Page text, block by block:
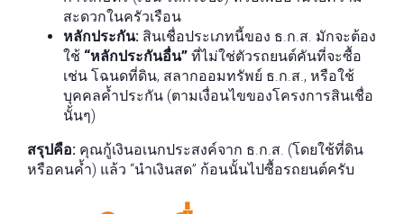
สะดวกในครัวเรือน
หลักประกัน: สินเชื่อประเภทนี้ของ ธ.ก.ส. มักจะต้อง
ใช้ “หลักประกันอื่น” ที่ไม่ใช่ตัวรถยนต์คันที่จะซื้อ
เช่น โฉนดที่ดิน, สลากออมทรัพย์ ธ.ก.ส., หรือใช้
บุคคลค้ำประกัน (ตามเงื่อนไขของโครงการสินเชื่อ
นั้นๆ)
สรุปคือ: คุณกู้เงินอเนกประสงค์จาก ธ.ก.ส. (โดยใช้ที่ดิน
หรือคนค้ำ) แล้ว “นำเงินสด” ก้อนนั้นไปซื้อรถยนต์ครับ